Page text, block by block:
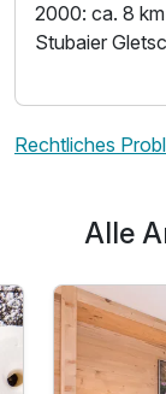
2000: ca. 8 km
Stubaier
Rechtliches
Alle